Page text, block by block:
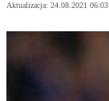
Aktualizacja: 24.08.2021 06:03